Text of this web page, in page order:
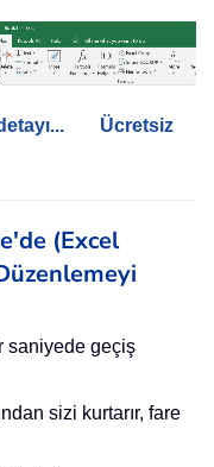
Ücretsiz
(Excel
saniyede geçiş
sizi kurtarır, fare